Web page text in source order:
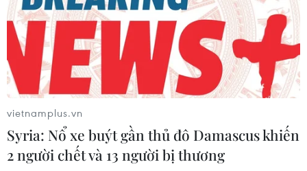
vietnamplus.vn
Syria: Nổ xe buýt gần thủ đô Damascus khiến
2 người chết và 13 người bị thương